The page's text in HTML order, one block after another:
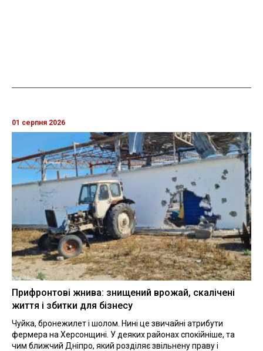
01 серпня 2026
Прифронтові жнива: знищений врожай, скалічені
життя і збитки для бізнесу
Чуйка, бронежилет і шолом. Нині це звичайні атрибути
фермера на Херсонщині. У деяких районах спокійніше, та
чим ближчий Дніпро, який розділяє звільнену праву і